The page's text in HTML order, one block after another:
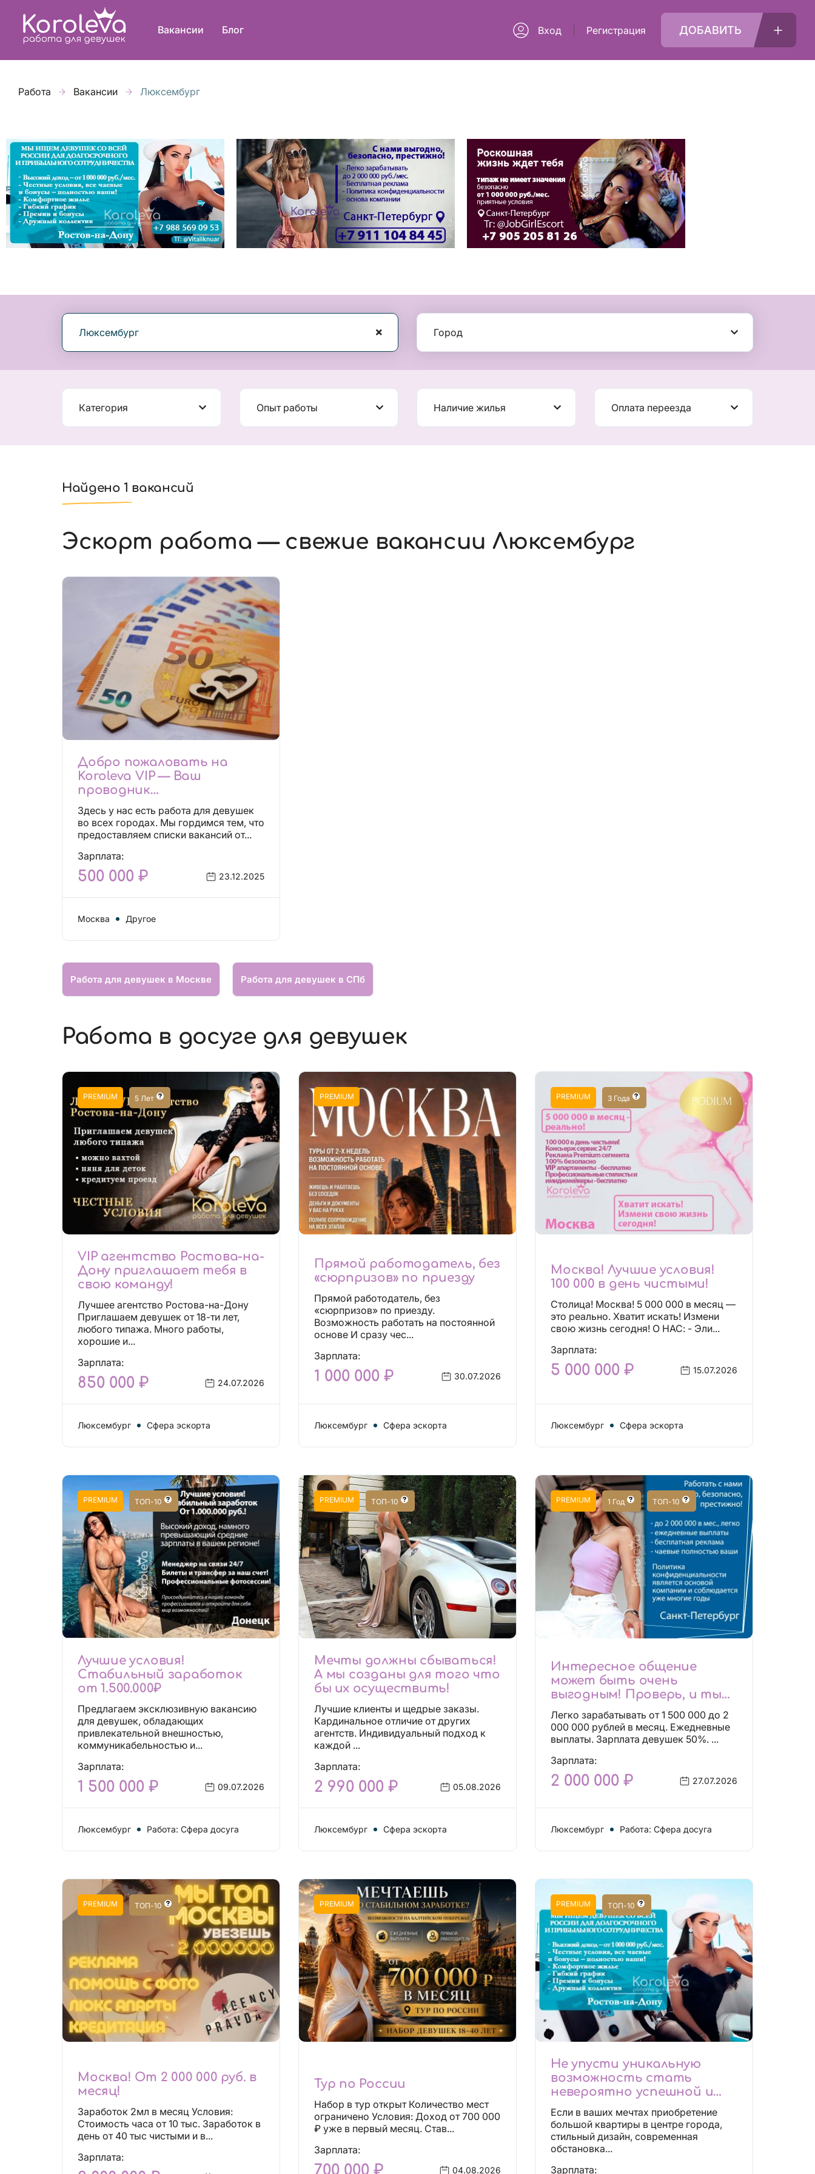
Вакансии Блог Вход Регистрация ДОБАВИТЬ
Работа Вакансии Люксембург
Люксембург Город
Категория Опыт работы Наличие жилья Оплата переезда
Найдено 1 вакансий
Эскорт работа — свежие вакансии Люксембург
Добро пожаловать на
Koroleva VIP — Ваш
проводник
высокооплачиваемых
вакансий!
Здесь у нас есть работа для девушек
во всех городах. Мы гордимся тем, что
предоставляем списки вакансий от...
Зарплата:
500 000 ₽ 23.12.2025
Москва Другое
Работа для девушек в Москве Работа для девушек в СПб
Работа в досуге для девушек
PREMIUM 5 Лет
VIP агентство Ростова-на-
Дону приглашает тебя в
свою команду!
Лучшее агентство Ростова-на-Дону
Приглашаем девушек от 18-ти лет,
любого типажа. Много работы,
хорошие и...
Зарплата:
850 000 ₽ 24.07.2026
Люксембург Сфера эскорта
PREMIUM
Прямой работодатель, без
«сюрпризов» по приезду
Прямой работодатель, без
«сюрпризов» по приезду.
Возможность работать на постоянной
основе И сразу чес...
Зарплата:
1 000 000 ₽ 30.07.2026
Люксембург Сфера эскорта
PREMIUM 3 Года
Москва! Лучшие условия!
100 000 в день чистыми!
Столица! Москва! 5 000 000 в месяц —
это реально. Хватит искать! Измени
свою жизнь сегодня! О НАС: - Эли...
Зарплата:
5 000 000 ₽ 15.07.2026
Люксембург Сфера эскорта
PREMIUM ТОП-10
Лучшие условия!
Стабильный заработок
от 1.500.000₽
Предлагаем эксклюзивную вакансию
для девушек, обладающих
привлекательной внешностью,
коммуникабельностью и...
Зарплата:
1 500 000 ₽ 09.07.2026
Люксембург Работа: Сфера досуга
PREMIUM ТОП-10
Мечты должны сбываться!
А мы созданы для того что
бы их осуществить!
Лучшие клиенты и щедрые заказы.
Кардинальное отличие от других
агентств. Индивидуальный подход к
каждой ...
Зарплата:
2 990 000 ₽ 05.08.2026
Люксембург Сфера эскорта
PREMIUM 1 Год ТОП-10
Интересное общение
может быть очень
выгодным! Проверь, и ты
не пожалеешь! 2 000 000₽
Легко зарабатывать от 1 500 000 до 2
000 000 рублей в месяц. Ежедневные
выплаты. Зарплата девушек 50%. ...
Зарплата:
2 000 000 ₽ 27.07.2026
Люксембург Работа: Сфера досуга
PREMIUM ТОП-10
Москва! От 2 000 000 руб. в
месяц!
Заработок 2мл в месяц Условия:
Стоимость часа от 10 тыс. Заработок в
день от 40 тыс чистыми и в...
Зарплата:
PREMIUM
Тур по России
Набор в тур открыт Количество мест
ограничено Условия: Доход от 700 000
₽ уже в первый месяц. Став...
Зарплата:
700 000 ₽ 04.08.2026
PREMIUM ТОП-10
Не упусти уникальную
возможность стать
невероятно успешной и
независимой!
Если в ваших мечтах приобретение
большой квартиры в центре города,
стильный дизайн, современная
обстановка...
Зарплата: